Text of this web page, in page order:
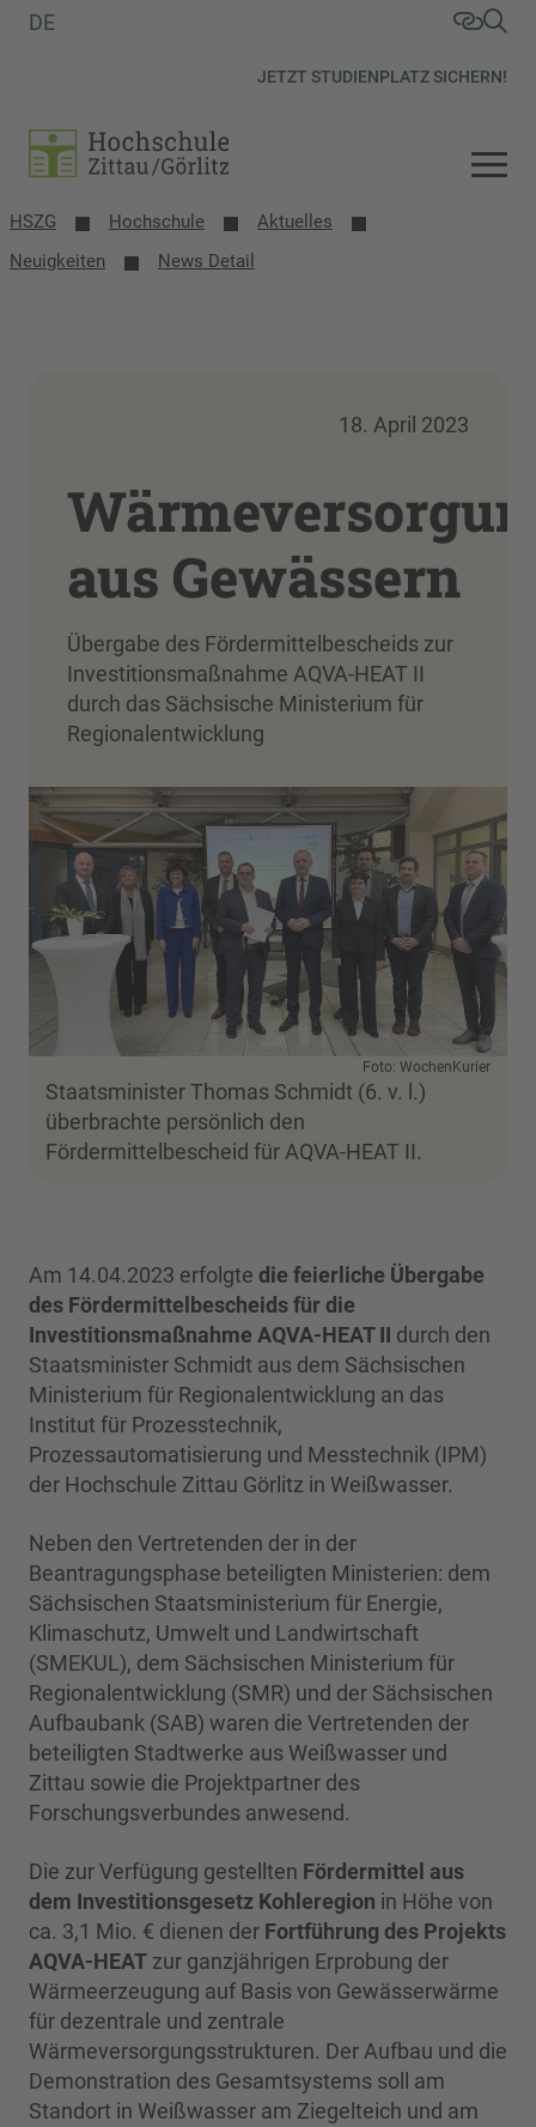
JETZT STUDIENPLATZ SICHERN!
DE
HSZG Hochschule
Aktuelles
Neuigkeiten
News Detail
18. April 2023
aus Gewässern
Übergabe des Fördermittelbescheids zur
Investitionsmaßnahme AQVA-HEAT II
durch das Sächsische Ministerium für
Regionalentwicklung
Foto: WochenKurier
Staatsminister Thomas Schmidt (6. v. l.)
überbrachte persönlich den
Fördermittelbescheid für AQVA-HEAT II.
Am 14.04.2023 erfolgte die feierliche Übergabe
des Fördermittelbescheids für die
Investitionsmaßnahme AQVA-HEAT II durch den
Staatsminister Schmidt aus dem Sächsischen
Ministerium für Regionalentwicklung an das
Institut für Prozesstechnik,
Prozessautomatisierung und Messtechnik (IPM)
der Hochschule Zittau Görlitz in Weißwasser.
Neben den Vertretenden der in der
Beantragungsphase beteiligten Ministerien: dem
Sächsischen Staatsministerium für Energie,
Klimaschutz, Umwelt und Landwirtschaft
(SMEKUL), dem Sächsischen Ministerium für
Regionalentwicklung (SMR) und der Sächsischen
Aufbaubank (SAB) waren die Vertretenden der
beteiligten Stadtwerke aus Weißwasser und
Zittau sowie die Projektpartner des
Forschungsverbundes anwesend.
Die zur Verfügung gestellten Fördermittel aus
dem Investitionsgesetz Kohleregion in Höhe von
ca. 3,1 Mio. € dienen der Fortführung des Projekts
AQVA-HEAT zur ganzjährigen Erprobung der
Wärmeerzeugung auf Basis von Gewässerwärme
für dezentrale und zentrale
Wärmeversorgungsstrukturen. Der Aufbau und die
Demonstration des Gesamtsystems soll am
Standort in Weißwasser am Ziegelteich und am